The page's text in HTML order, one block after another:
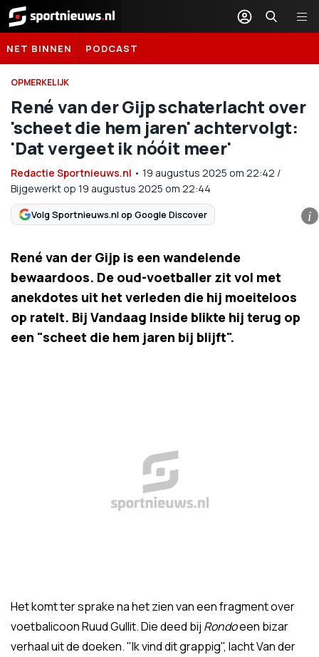
Sportnieuws.nl
NET BINNEN PODCAST
OPMERKELIJK
René van der Gijp schaterlacht over
'scheet die hem jaren' achtervolgt:
'Dat vergeet ik nóóit meer'
Redactie Sportnieuws.nl • 19 augustus 2025 om 22:42 /
Bijgewerkt op 19 augustus 2025 om 22:44
Volg Sportnieuws.nl op Google Discover i
René van der Gijp is een wandelende
bewaardoos. De oud-voetballer zit vol met
anekdotes uit het verleden die hij moeiteloos
op ratelt. Bij Vandaag Inside blikte hij terug op
een "scheet die hem jaren bij blijft".
Het komt ter sprake na het zien van een fragment over
voetbalicoon Ruud Gullit. Die deed bij Rondoeen bizar
verhaal uit de doeken. "Ik vind dit grappig", lacht Van der